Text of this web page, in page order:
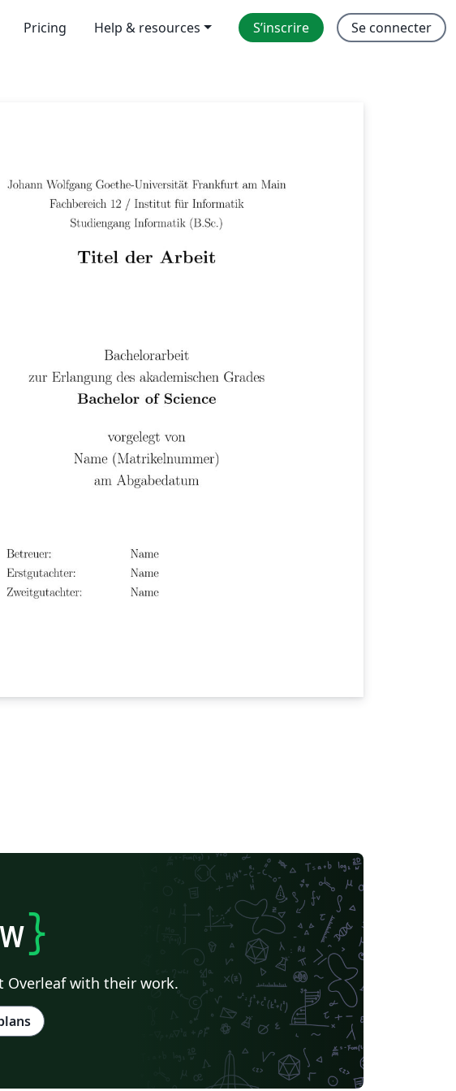
Pricing Help & resources S’inscrire Se connecter
}
Overleaf with their work.